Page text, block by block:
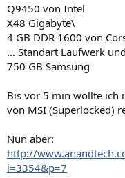
Q9450 von Intel
X48 Gigabyte\
4 GB DDR 1600 von
... Standart Laufwerk
750 GB Samsung
Bis vor 5 min wollte ich
von MSI (Superlocked)
Nun aber:
http://
i=3354&p=7